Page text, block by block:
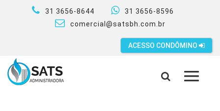
31 3656-8644
31 3656-8596
comercial@satsbh.com.br
ACESSO CONDÔMINO
MENU